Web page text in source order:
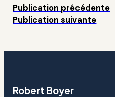
Publication précédente
Publication suivante
Robert Boyer